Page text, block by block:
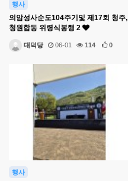
행사
의암성사순도104주기및 제17회 청주,
청원합동 위령식봉행 2
대덕당 06-01 114 0
행사